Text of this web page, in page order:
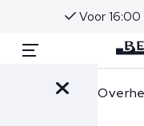
Voor 16:00
Ralph Lauren